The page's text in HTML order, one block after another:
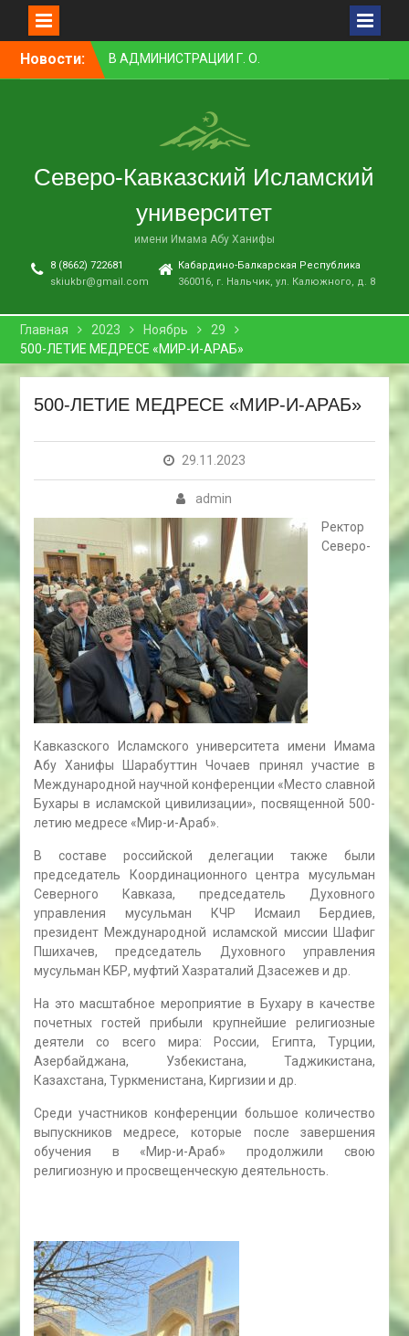
Перейти
Новости:
ПРЕПОДАВАТЕЛЬ СКИУ
ЗАНЯЛ ПЕРВОЕ МЕСТО В
НАУЧНАЯ СТАТЬЯ»
В НАЛЬЧИКЕ СОСТОЯЛСЯ
ПРЕМЬЕРНЫЙ ПОКАЗ
ФИЛЬМА «ОДИН ДЕНЬ
В СКИУ ПРОШЛИ
В АДМИНИСТРАЦИИ Г. О.
НАЛЬЧИК ПРОШЛО
ВОПРОСАМ
МЕЖНАЦИОНАЛЬНЫХ И
МЕЖКОНФЕССИОНАЛЬНЫХ
Северо-Кавказский Исламский
университет
имени Имама Абу Ханифы
8 (8662) 722681
skiukbr@gmail.com
Кабардино-Балкарская Республика
360016, г. Нальчик, ул. Калюжного, д. 8
Главная 2023 Ноябрь
29
500-ЛЕТИЕ МЕДРЕСЕ «МИР-И-АРАБ»
500-ЛЕТИЕ МЕДРЕСЕ «МИР-И-АРАБ»
29.11.2023
admin
Ректор
Северо-
Кавказского Исламского университета имени Имама
Абу Ханифы Шарабуттин Чочаев принял участие в
Международной научной конференции «Место славной
Бухары в исламской цивилизации», посвященной 500-
летию медресе «Мир-и-Араб».
В составе российской делегации также были
председатель Координационного центра мусульман
Северного Кавказа, председатель Духовного
управления мусульман КЧР Исмаил Бердиев,
президент Международной исламской миссии Шафиг
Пшихачев, председатель Духовного управления
мусульман КБР, муфтий Хазраталий Дзасежев и др.
На это масштабное мероприятие в Бухару в качестве
почетных гостей прибыли крупнейшие религиозные
деятели со всего мира: России, Египта, Турции,
Азербайджана, Узбекистана, Таджикистана,
Казахстана, Туркменистана, Киргизии и др.
Среди участников конференции большое количество
выпускников медресе, которые после завершения
обучения в «Мир-и-Араб» продолжили свою
религиозную и просвещенческую деятельность.